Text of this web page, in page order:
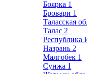
Боярка 1
Бровари 1
Таласская
Талас 2
Республика
Назрань 2
Малгобек 1
Сунжа 1